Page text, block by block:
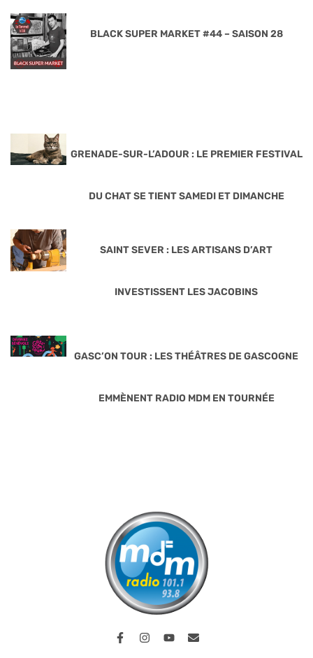
BLACK SUPER MARKET #44 – SAISON 28
GRENADE-SUR-L’ADOUR : LE PREMIER FESTIVAL
DU CHAT SE TIENT SAMEDI ET DIMANCHE
SAINT SEVER : LES ARTISANS D’ART
INVESTISSENT LES JACOBINS
GASC’ON TOUR : LES THÉÂTRES DE GASCOGNE
EMMÈNENT RADIO MDM EN TOURNÉE